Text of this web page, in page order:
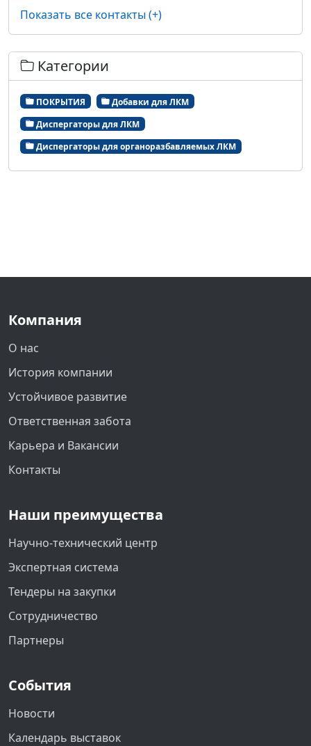
Показать все контакты (+)
Категории
ПОКРЫТИЯ
Добавки для ЛКМ
Диспергаторы для ЛКМ
Диспергаторы для органоразбавляемых ЛКМ
Компания
О нас
История компании
Устойчивое развитие
Ответственная забота
Карьера и Вакансии
Контакты
Наши преимущества
Научно-технический центр
Экспертная система
Тендеры на закупки
Сотрудничество
Партнеры
События
Новости
Календарь выставок